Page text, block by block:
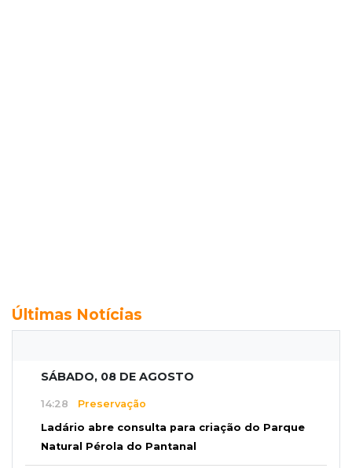
Últimas Notícias
SÁBADO, 08 DE AGOSTO
14:28 Preservação
Ladário abre consulta para criação do Parque
Natural Pérola do Pantanal